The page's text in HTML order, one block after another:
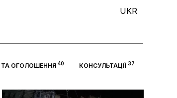
UKR
ОГОЛОШЕННЯ40 КОНСУЛЬТАЦІЇ37